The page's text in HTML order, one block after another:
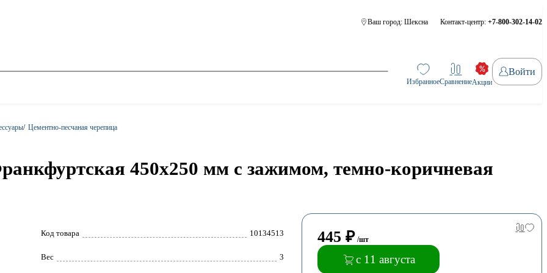
Ваш город: Шексна Контакт-центр: +7-800-302-14-02
ИзбранноеСравнениеАкции
Войти
/ Цементно-песчаная черепица
450х250 мм с зажимом, темно-коричневая
Код товара 10134513
Вес 3
445 ₽ /шт
с 11 августа